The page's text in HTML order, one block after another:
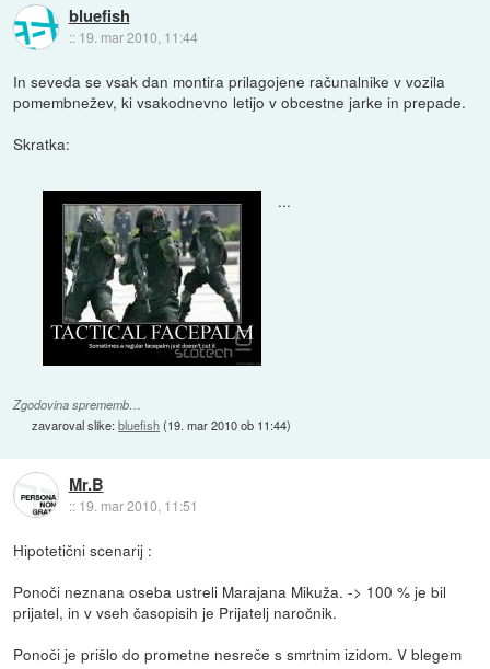
bluefish
:: 19. mar 2010, 11:44
In seveda se vsak dan montira prilagojene računalnike v vozila
pomembnežev, ki vsakodnevno letijo v obcestne jarke in prepade.
Skratka:
...
Zgodovina sprememb…
zavaroval slike:bluefish(19. mar 2010 ob 11:44)
Mr.B
:: 19. mar 2010, 11:51
Hipotetični scenarij :
Ponoči neznana oseba ustreli Marajana Mikuža. -> 100 % je bil
prijatel, in v vseh časopisih je Prijatelj naročnik.
Ponoči je prišlo do prometne nesreče s smrtnim izidom. V blegem